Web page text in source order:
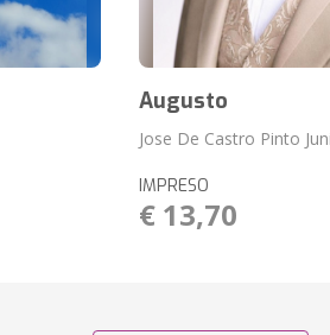
Augusto
Jose De Castro Pinto
IMPRESO
€ 13,70